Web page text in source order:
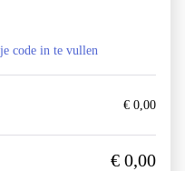
code in te vullen
€ 0,00
€ 0,00